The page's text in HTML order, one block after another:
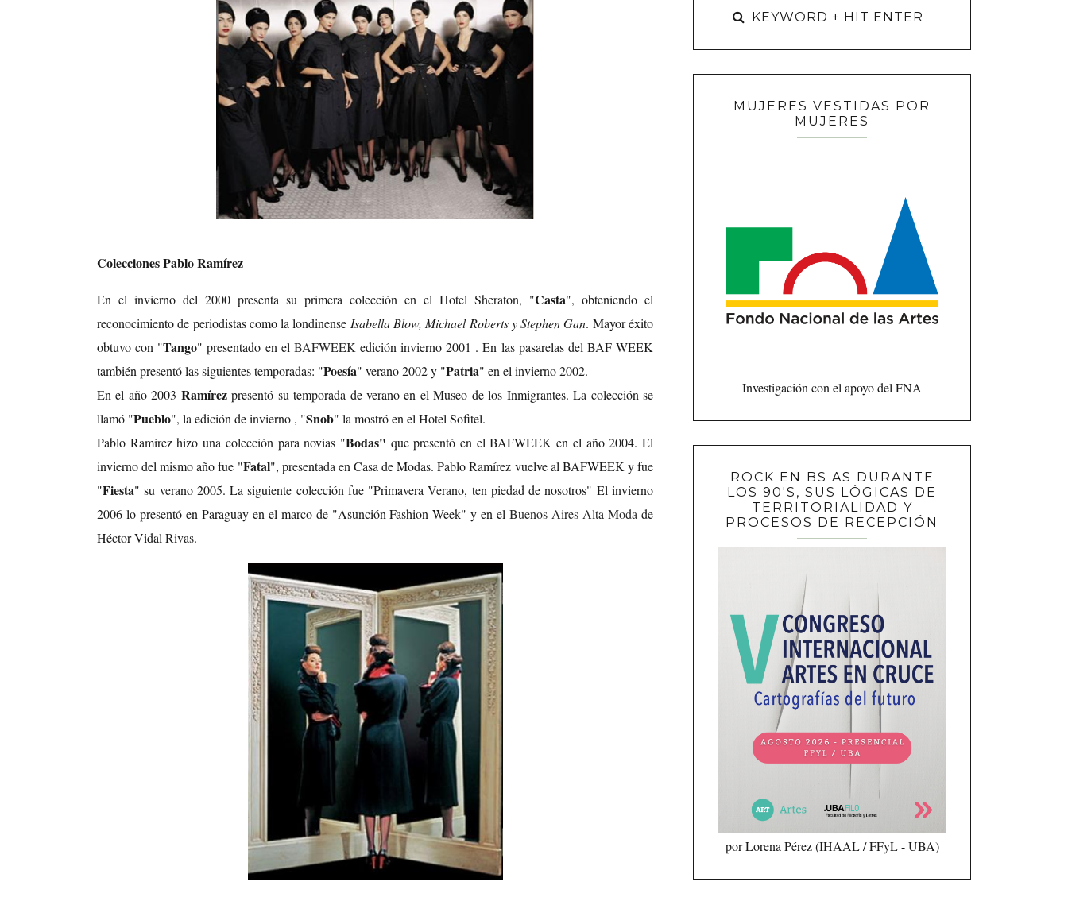
Colecciones Pablo Ramírez
En el invierno del 2000 presenta su primera colección en el Hotel Sheraton, "Casta", obteniendo el
reconocimiento de periodistas como la londinense Isabella Blow, Michael Roberts y Stephen Gan. Mayor éxito
obtuvo con "Tango" presentado en el BAFWEEKedición invierno 2001 . En las pasarelas del BAF WEEK
también presentó las siguientes temporadas: "Poesía" verano 2002 y "Patria" en el invierno 2002.
En el año 2003 Ramírezpresentó su temporada de verano en el Museo de los Inmigrantes. La colección se
llamó "Pueblo", la edición de invierno , "Snob" la mostró en el Hotel Sofitel.
Pablo Ramírez hizo una colección para novias "Bodas" que presentó en el BAFWEEK en el año 2004. El
invierno del mismo año fue "Fatal", presentada en Casa de Modas. Pablo Ramírez vuelve al BAFWEEK y fue
"Fiesta" su verano 2005. La siguiente colección fue "Primavera Verano, ten piedad de nosotros" El invierno
2006 lo presentó en Paraguay en el marco de "Asunción Fashion Week" y en elBuenos Aires Alta Moda de
Héctor Vidal Rivas.
MUJERES VESTIDAS POR
MUJERES
Investigación con el apoyo del FNA
ROCK EN BS AS DURANTE
LOS 90'S, SUS LÓGICAS DE
TERRITORIALIDAD Y
PROCESOS DE RECEPCIÓN
por Lorena Pérez (IHAAL / FFyL - UBA)